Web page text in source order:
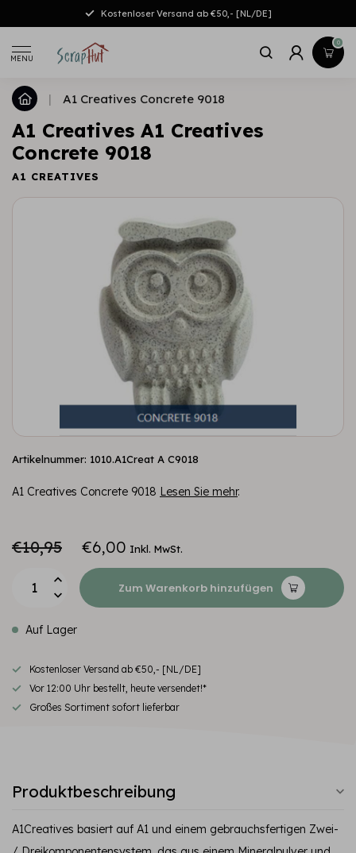
Kostenloser Versand ab €50,- [NL/DE]
MENU
0
| A1 Creatives Concrete 9018
A1 Creatives A1 Creatives
Concrete 9018
A1 CREATIVES
Artikelnummer: 1010.A1Creat A C9018
A1 Creatives Concrete 9018 Lesen Sie mehr.
€10,95 €6,00 Inkl. MwSt.
Zum Warenkorb hinzufügen
Auf Lager
Kostenloser Versand ab €50,- [NL/DE]
Vor 12:00 Uhr bestellt, heute versendet!*
Großes Sortiment sofort lieferbar
Produktbeschreibung
A1Creatives basiert auf A1 und einem gebrauchsfertigen Zwei-